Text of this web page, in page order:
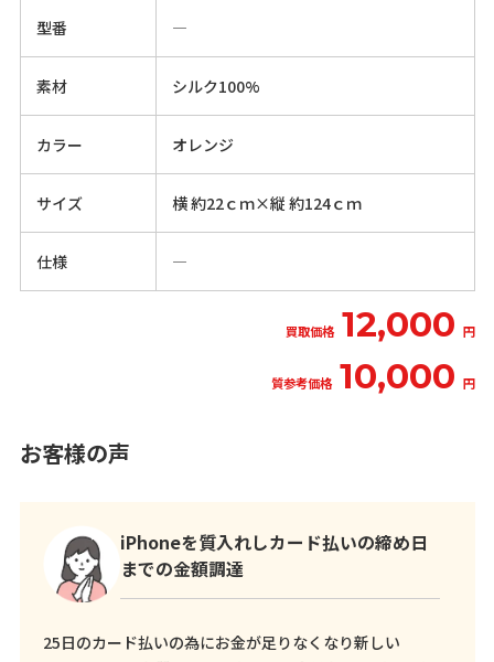
型番 ―
素材 シルク100%
カラー オレンジ
サイズ 横 約22ｃｍ×縦 約124ｃｍ
仕様 ―
買取価格 12,000 円
質参考価格 10,000 円
お客様の声
iPhoneを質入れしカード払いの締め日
までの金額調達
25日のカード払いの為にお金が足りなくなり新しい